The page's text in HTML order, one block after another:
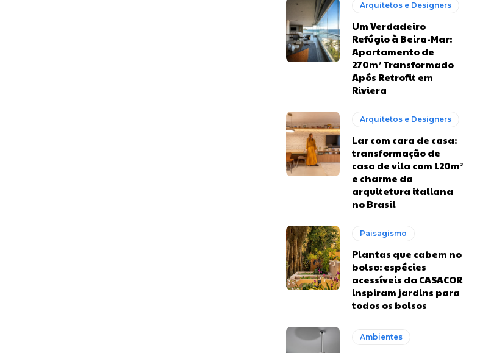
Arquitetos e Designers
Um Verdadeiro
Refúgio à Beira-Mar:
Apartamento de
270m² Transformado
Após Retrofit em
Riviera
Arquitetos e Designers
Lar com cara de casa:
transformação de
casa de vila com 120m²
e charme da
arquitetura italiana
no Brasil
Paisagismo
Plantas que cabem no
bolso: espécies
acessíveis da CASACOR
inspiram jardins para
todos os bolsos
Ambientes